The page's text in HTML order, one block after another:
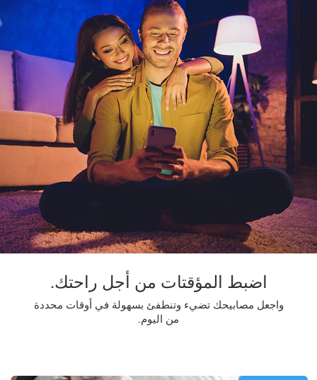
اضبط المؤقتات من أجل راحتك.
واجعل مصابيحك تضيء وتنطفئ بسهولة في أوقات محددة
من اليوم.